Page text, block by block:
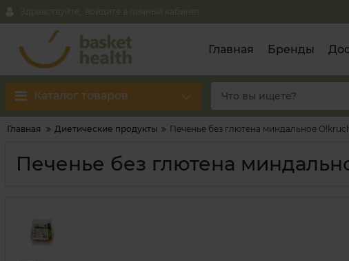
Здравствуйте, войдите в личный кабинет
Главная Бренды
Каталог товаров
Главная Диетические продукты Печенье без глютена миндальное
Печенье без глютена